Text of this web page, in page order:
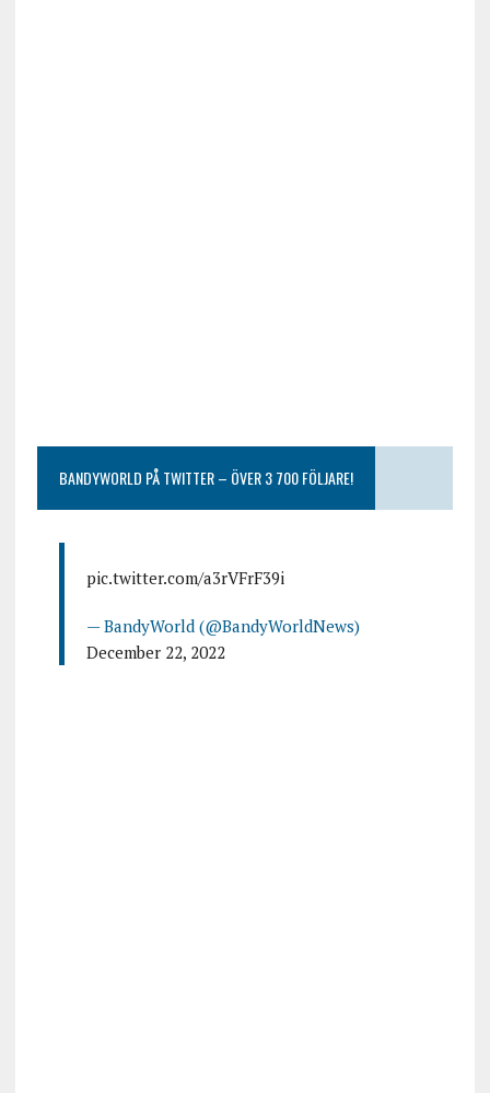
BANDYWORLD PÅ TWITTER – ÖVER 3 700 FÖLJARE!
pic.twitter.com/a3rVFrF39i
— BandyWorld (@BandyWorldNews)
December 22, 2022